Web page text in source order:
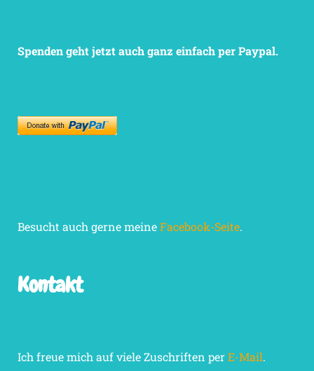
Spenden geht jetzt auch ganz einfach per Paypal.
Besucht auch gerne meineFacebook-Seite.
Kontakt
Ich freue mich auf viele Zuschriften perE-Mail.